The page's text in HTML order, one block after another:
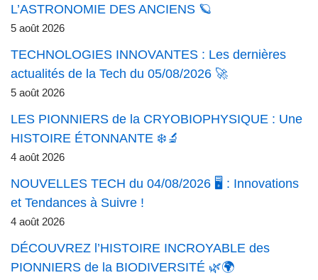
L’ASTRONOMIE DES ANCIENS 🪐
5 août 2026
TECHNOLOGIES INNOVANTES : Les dernières
actualités de la Tech du 05/08/2026 🚀
5 août 2026
LES PIONNIERS de la CRYOBIOPHYSIQUE : Une
HISTOIRE ÉTONNANTE ❄️🔬
4 août 2026
NOUVELLES TECH du 04/08/2026 🖥️ : Innovations
et Tendances à Suivre !
4 août 2026
DÉCOUVREZ l’HISTOIRE INCROYABLE des
PIONNIERS de la BIODIVERSITÉ 🌿🌍